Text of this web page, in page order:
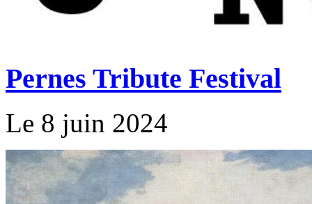
Pernes Tribute Festival
Le 8 juin 2024